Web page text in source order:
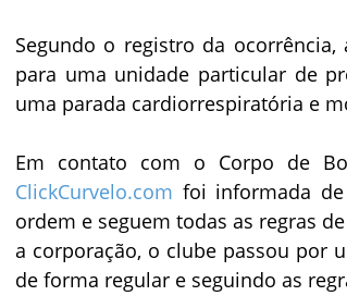
Segundo o registro da
para uma unidade particular de
uma parada cardiorrespiratória e
Em contato com o Corpo de
ClickCurvelo.com foi informada
ordem e seguem todas as regras
a corporação, o clube passou por
de forma regular e seguindo as